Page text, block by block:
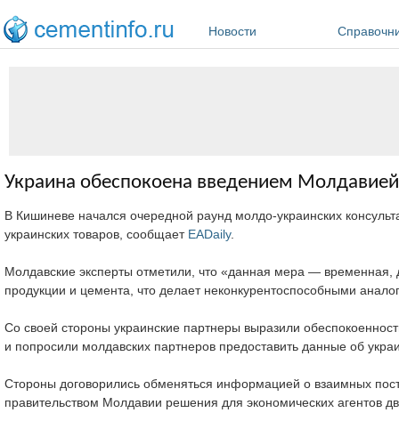
Новости
Украина обеспокоена введением
В Кишиневе начался очередной раунд молдо-украинских
украинских товаров, сообщает EADaily.
Молдавские эксперты отметили, что «данная мера — временная,
продукции и цемента, что делает неконкурентоспособными
Со своей стороны украинские партнеры выразили
и попросили молдавских партнеров предоставить данные об
Стороны договорились обменяться информацией о взаимных
правительством Молдавии решения для экономических агентов